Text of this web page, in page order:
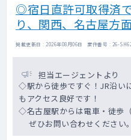
◎宿日直許可取得済
り、関西、名古屋方
掲載更新日 : 2026年08月06日 案件番号 : 26-
担当エージェントより
◇駅から徒歩ですぐ！JR沿い
もアクセス良好です！
◇名古屋駅からは電車・徒歩
ぜひお問い合わせください。